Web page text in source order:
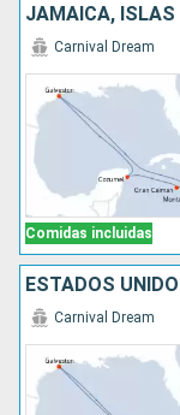
Comidas incluidas
Carnival Dream
Carnival Dream